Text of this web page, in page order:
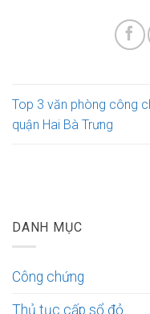
Top 3 văn phòng công
quận Hai Bà Trưng
DANH MỤC
Công chứng
Thủ tục cấp sổ đỏ